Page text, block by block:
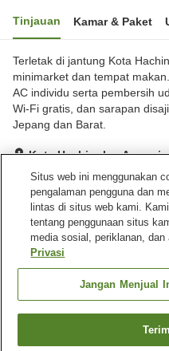
Tinjauan Kamar & Paket
Terletak di jantung Kota
minimarket dan tempat
AC individu serta pembersih
Wi-Fi gratis, dan sarapan
Jepang dan Barat.
Kota Hachinohe, Aomori,
Lihat di peta
Baik Ulasan:795
Fasilitas properti
Pengiriman ke rumah
Laundry berbayar
Situs web ini menggunakan
pengalaman pengguna dan
lintas di situs web kami.
tentang penggunaan situs
media sosial, periklanan, dan
Privasi
Jangan Menjual